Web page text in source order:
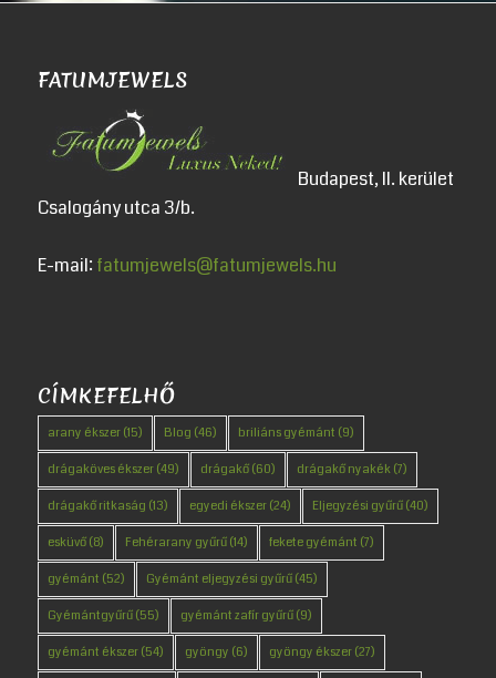
FATUMJEWELS
Budapest, II. kerület
Csalogány utca 3/b.
E-mail: fatumjewels@fatumjewels.hu
CÍMKEFELHŐ
arany ékszer(15) Blog (46) briliáns gyémánt (9)
drágaköves ékszer(49) drágakő(60) drágakő nyakék(7)
drágakő ritkaság (13) egyedi ékszer(24) Eljegyzési gyűrű(40)
esküvő(8) Fehérarany gyűrű(14) fekete gyémánt (7)
gyémánt (52) Gyémánt eljegyzési gyűrű(45)
Gyémántgyűrű(55) gyémánt zafír gyűrű(9)
gyémánt ékszer(54) gyöngy (6) gyöngy ékszer(27)